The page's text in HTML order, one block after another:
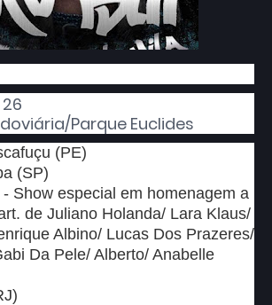
26
Parque Euclides
(PE)
(SP)
Show especial em homenagem a
de Juliano Holanda/ Lara Klaus/
Albino/ Lucas Dos Prazeres/
Da Pele/ Alberto/ Anabelle